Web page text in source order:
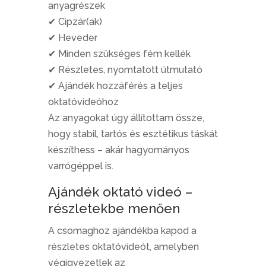
anyagrészek
✔ Cipzár(ak)
✔ Heveder
✔ Minden szükséges fém kellék
✔ Részletes, nyomtatott útmutató
✔ Ajándék hozzáférés a teljes
oktatóvideóhoz
Az anyagokat úgy állítottam össze,
hogy stabil, tartós és esztétikus táskát
készíthess – akár hagyományos
varrógéppel is.
Ajándék oktató videó –
részletekbe menően
A csomaghoz ajándékba kapod a
részletes oktatóvideót, amelyben
végigvezetlek az